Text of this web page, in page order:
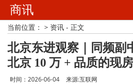
商讯
当前位置： > 资讯 - 正文
北京东进观察｜同频副
北京 10 万 + 品质的现
时间：2026-06-04 来源:互联网